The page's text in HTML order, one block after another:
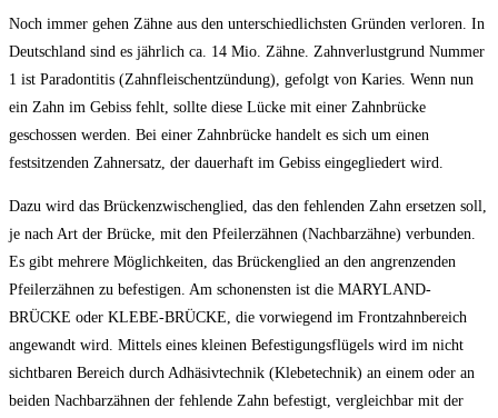
Noch immer gehen Zähne aus den unterschiedlichsten Gründen verloren. In
Deutschland sind es jährlich ca. 14 Mio. Zähne. Zahnverlustgrund Nummer
1 ist Paradontitis (Zahnfleischentzündung), gefolgt von Karies. Wenn nun
ein Zahn im Gebiss fehlt, sollte diese Lücke mit einer Zahnbrücke
geschossen werden. Bei einer Zahnbrücke handelt es sich um einen
festsitzenden Zahnersatz, der dauerhaft im Gebiss eingegliedert wird.
Dazu wird das Brückenzwischenglied, das den fehlenden Zahn ersetzen soll,
je nach Art der Brücke, mit den Pfeilerzähnen (Nachbarzähne) verbunden.
Es gibt mehrere Möglichkeiten, das Brückenglied an den angrenzenden
Pfeilerzähnen zu befestigen. Am schonensten ist die MARYLAND-
BRÜCKE oder KLEBE-BRÜCKE, die vorwiegend im Frontzahnbereich
angewandt wird. Mittels eines kleinen Befestigungsflügels wird im nicht
sichtbaren Bereich durch Adhäsivtechnik (Klebetechnik) an einem oder an
beiden Nachbarzähnen der fehlende Zahn befestigt, vergleichbar mit der